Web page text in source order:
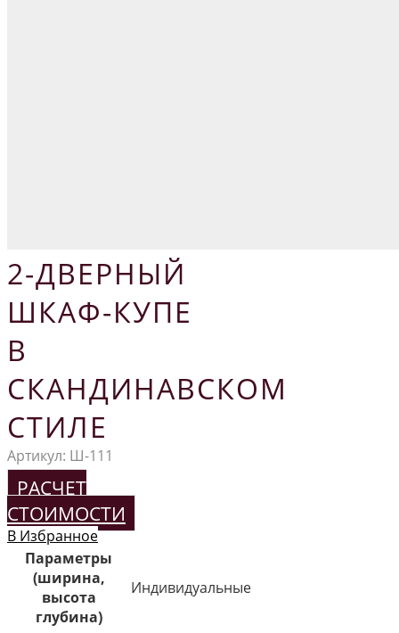
2-ДВЕРНЫЙ
ШКАФ-КУПЕ
В
СКАНДИНАВСКОМ
СТИЛЕ
Артикул: Ш-111
РАСЧЕТ
СТОИМОСТИ
В Избранное
Параметры
(ширина,
высота
глубина)
Индивидуальные